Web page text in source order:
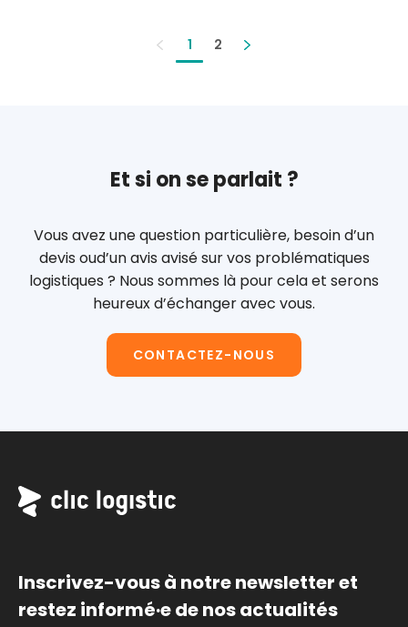
1 2
Et si on se parlait ?
Vous avez une question particulière, besoin d’un
devis oud’un avis avisé sur vos problématiques
logistiques ? Nous sommes là pour cela et serons
heureux d’échanger avec vous.
CONTACTEZ-NOUS
Inscrivez-vous à notre newsletter et
restez informé·e de nos actualités